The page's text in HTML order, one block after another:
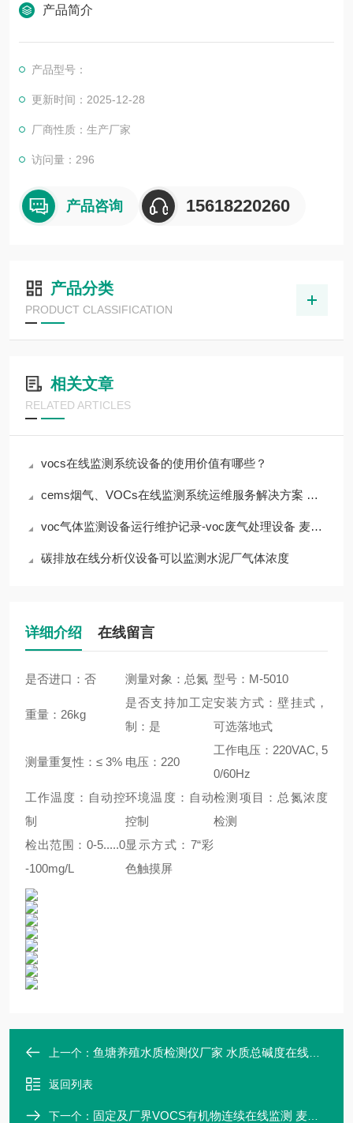
产品简介
产品型号：
更新时间：2025-12-28
厂商性质：生产厂家
访问量：296
产品咨询 15618220260
产品分类
PRODUCT CLASSIFICATION
相关文章
RELATED ARTICLES
vocs在线监测系统设备的使用价值有哪些？
cems烟气、VOCs在线监测系统运维服务解决方案 上海麦越
voc气体监测设备运行维护记录-voc废气处理设备 麦越环境
碳排放在线分析仪设备可以监测水泥厂气体浓度
详细介绍 在线留言
是否进口：否 测量对象：总氮 型号：M-5010
重量：26kg
是否支持加工定
制：是
安装方式：壁挂式，
可选落地式
测量重复性：≤ 3% 电压：220
工作电压：220VAC, 5
0/60Hz
工作温度：自动控
制
环境温度：自动
控制
检测项目：总氮浓度
检测
检出范围：0-5.....0
-100mg/L
显示方式：7“彩
色触摸屏
上一个： 鱼塘养殖水质检测仪厂家 水质总碱度在线分析仪器
返回列表
下一个： 固定及厂界VOCS有机物连续在线监测 麦越M-3000S